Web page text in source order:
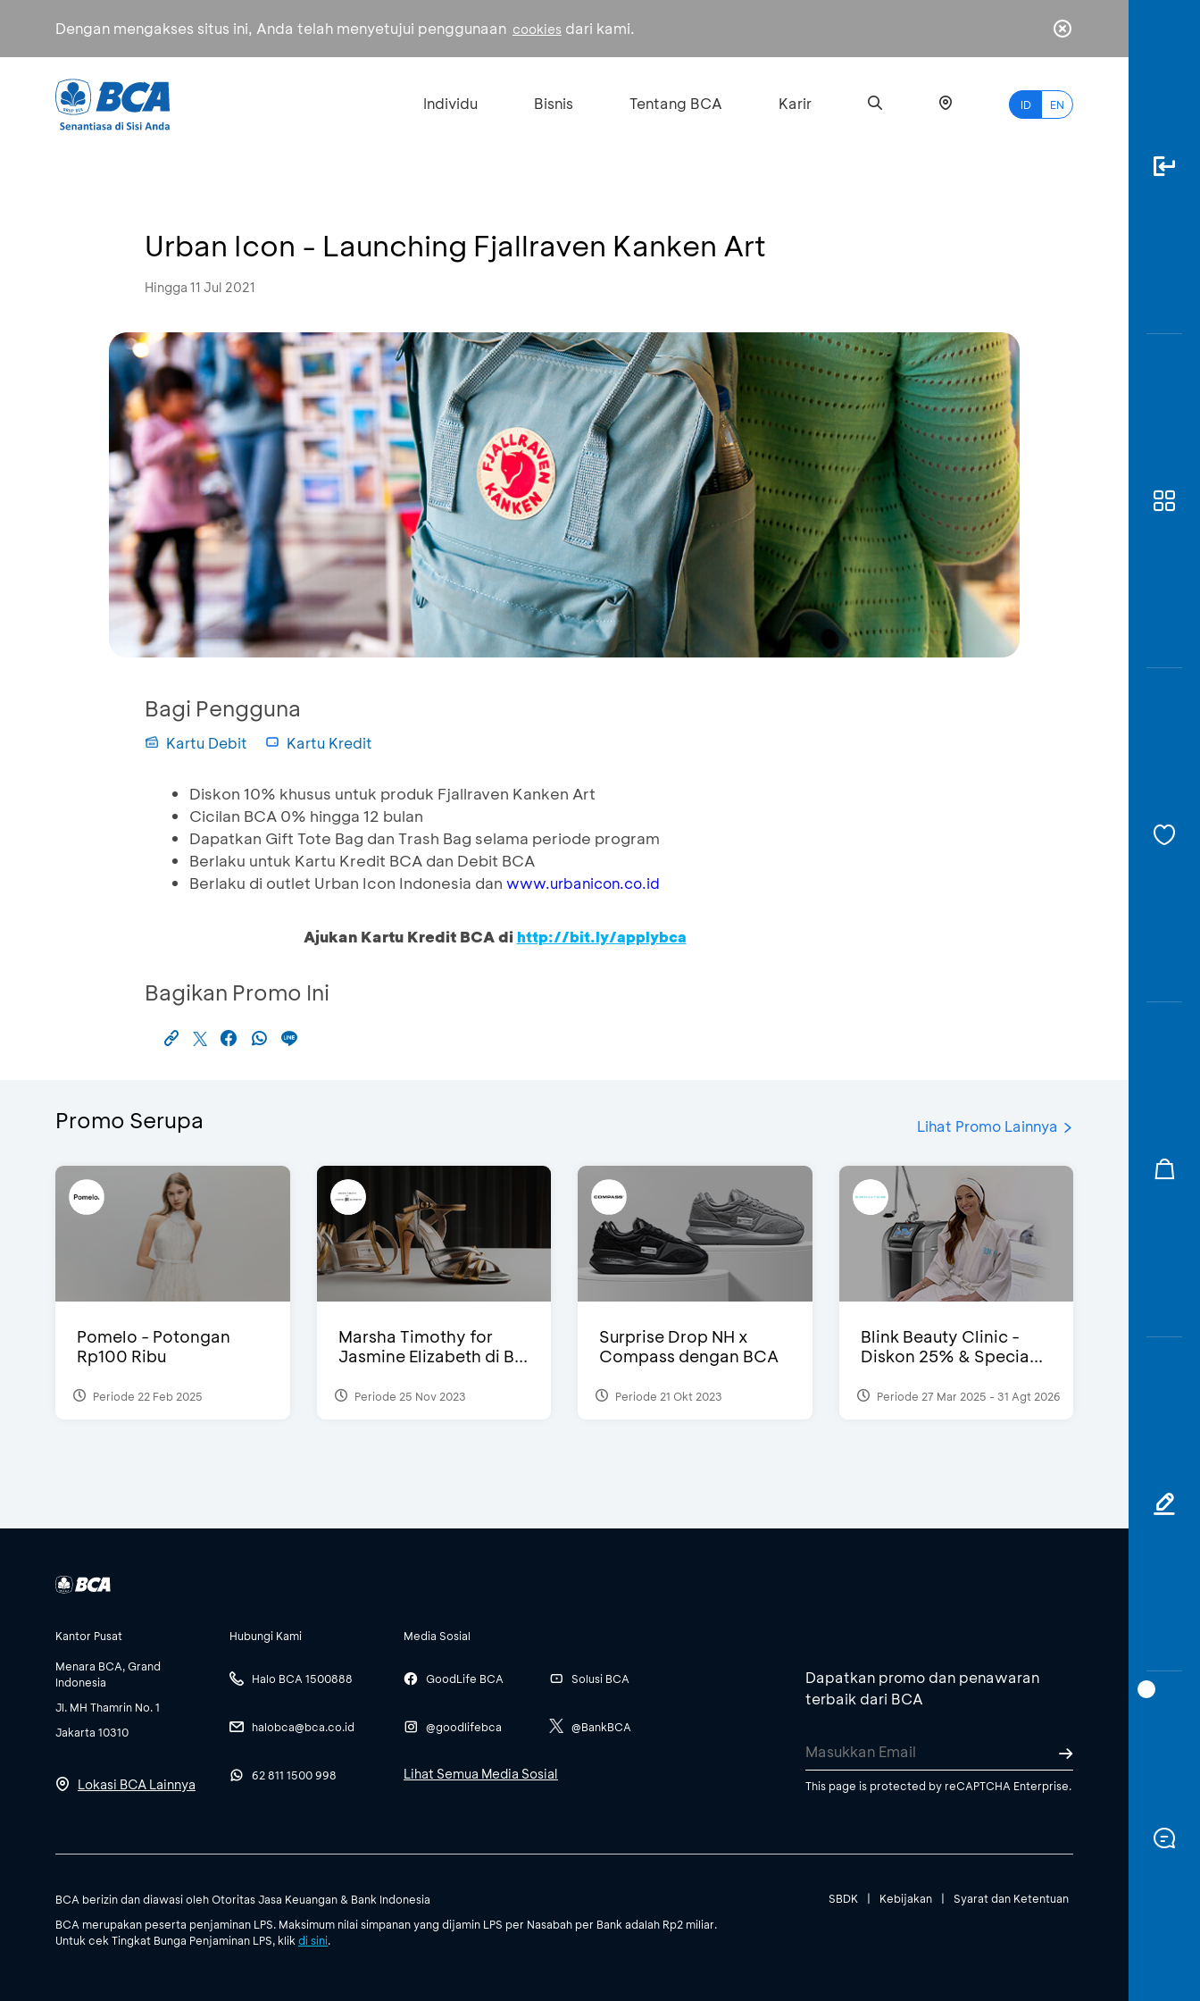
Dengan mengakses situs ini, Anda telah menyetujui penggunaan cookies dari kami.
Individu Bisnis Tentang BCA Karir ID EN
myBCA
Urban Icon - Launching Fjallraven Kanken Art
Hingga 11 Jul 2021
Bagi Pengguna
Kartu Debit Kartu Kredit
Diskon 10% khusus untuk produk Fjallraven Kanken Art
Cicilan BCA 0% hingga 12 bulan
Dapatkan Gift Tote Bag dan Trash Bag selama periode program
Berlaku untuk Kartu Kredit BCA dan Debit BCA
Berlaku di outlet Urban Icon Indonesia dan www.urbanicon.co.id
Ajukan Kartu Kredit BCA di http://bit.ly/applybca
Bagikan Promo Ini
Promo Serupa Lihat Promo Lainnya
Pomelo - Potongan
Rp100 Ribu
Periode 22 Feb 2025
Marsha Timothy for
Jasmine Elizabeth di B...
Periode 25 Nov 2023
Surprise Drop NH x
Compass dengan BCA
Periode 21 Okt 2023
Blink Beauty Clinic -
Diskon 25% & Specia...
Periode 27 Mar 2025 - 31 Agt 2026
Kantor Pusat
Menara BCA, Grand
Indonesia
Jl. MH Thamrin No. 1
Jakarta 10310
Lokasi BCA Lainnya
Hubungi Kami
Halo BCA 1500888
halobca@bca.co.id
62 811 1500 998
Media Sosial
GoodLife BCA
@goodlifebca
Solusi BCA
@BankBCA
Lihat Semua Media Sosial
Dapatkan promo dan penawaran
terbaik dari BCA
This page is protected by reCAPTCHA Enterprise.
SBDK | Kebijakan | Syarat dan Ketentuan
BCA berizin dan diawasi oleh Otoritas Jasa Keuangan & Bank Indonesia
BCA merupakan peserta penjaminan LPS. Maksimum nilai simpanan yang dijamin LPS per Nasabah per Bank adalah Rp2 miliar.
Untuk cek Tingkat Bunga Penjaminan LPS, klik di sini.